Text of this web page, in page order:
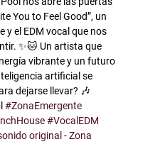
You to Feel Good”, un
y el EDM vocal que nos
✨🐱 Un artista que
vibrante y un futuro
artificial se
dejarse llevar? 🎶
#ZonaEmergente
#VocalEDM
original - Zona